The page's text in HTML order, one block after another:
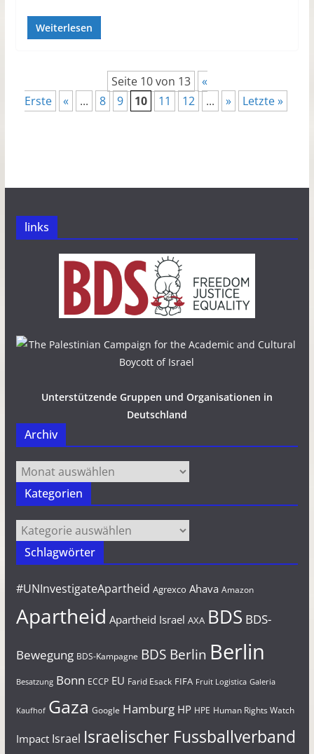
Weiterlesen
Seite 10 von 13
«
Erste
« ... 8 9 10 11 12 ... » Letzte »
links
Unterstützende Gruppen und Organisationen in
Deutschland
Archiv
Archiv
Kategorien
Kategorien
Schlagwörter
#UNInvestigateApartheid Agrexco Ahava Amazon
Apartheid Apartheid Israel AXA BDS BDS-
Bewegung BDS-Kampagne BDS Berlin Berlin
Besatzung Bonn ECCP EU Farid Esack FIFA Fruit Logistica Galeria
Kaufhof Gaza Google Hamburg HP HPE Human Rights Watch
Impact Israel Israelischer Fussballverband